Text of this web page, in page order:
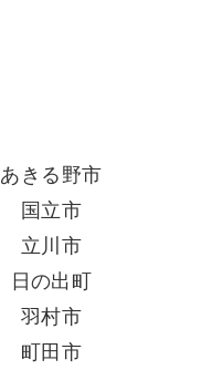
あきる野市
国立市
立川市
日の出町
羽村市
町田市